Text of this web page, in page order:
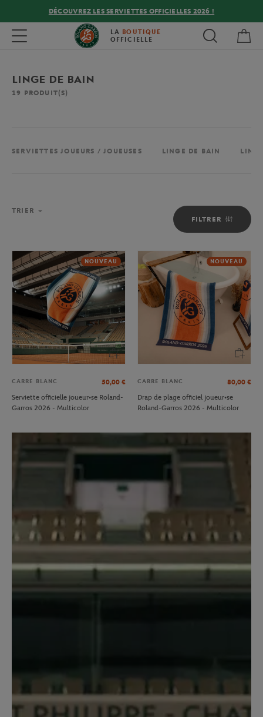
DÉCOUVREZ LES SERVIETTES OFFICIELLES 2026 !
Toggle navigation LA BOUTIQUE
OFFICIELLE
LINGE DE BAIN
19 PRODUIT(S)
SERVIETTES JOUEURS / JOUEUSES LINGE DE BAIN
FILTRER
TRIER
NOUVEAU
CARRE BLANC 50,00 €
Serviette officielle joueur•se Roland-
Garros 2026 - Multicolor
NOUVEAU
CARRE BLANC 80,00 €
Drap de plage officiel joueur•se
Roland-Garros 2026 - Multicolor